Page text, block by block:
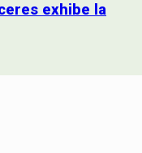
exhibe la